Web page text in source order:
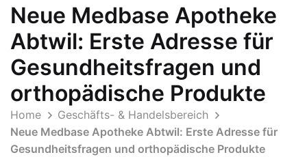
Neue Medbase Apotheke
Abtwil: Erste Adresse für
Gesundheitsfragen und
orthopädische Produkte
Home
Geschäfts- & Handelsbereich
Neue Medbase Apotheke Abtwil: Erste Adresse für
Gesundheitsfragen und orthopädische Produkte